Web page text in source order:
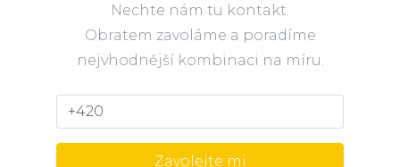
Nechte nám tu kontakt.
Obratem zavoláme a poradíme
nejvhodnější kombinaci na míru.